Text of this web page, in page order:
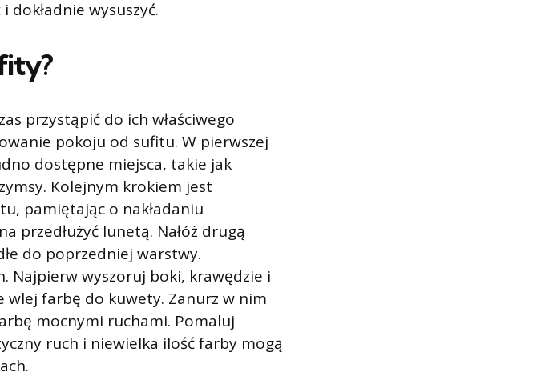
dokładnie wysuszyć.
przystąpić do ich właściwego
pokoju od sufitu. W pierwszej
dostępne miejsca, takie jak
Kolejnym krokiem jest
pamiętając o nakładaniu
przedłużyć lunetą. Nałóż drugą
do poprzedniej warstwy.
Najpierw wyszoruj boki, krawędzie i
farbę do kuwety. Zanurz w nim
mocnymi ruchami. Pomaluj
ruch i niewielka ilość farby mogą